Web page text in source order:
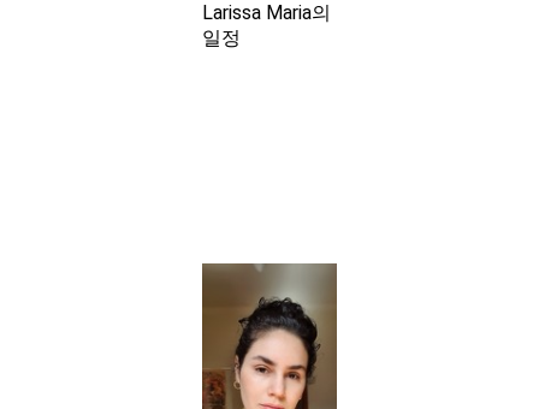
Larissa Maria의
일정